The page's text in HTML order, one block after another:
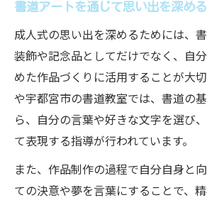
地域で始める書道アート初
大人向けおすすめ書道アー
書道アートを通じて思い出を深め
成人式の思い出を深めるためには、
装飾や記念品としてだけでなく、自
めた作品づくりに活用することが大
や宇都宮市の書道教室では、書道の
ら、自分の言葉や好きな文字を選び
て表現する指導が行われています。
また、作品制作の過程で自分自身と
ての決意や夢を言葉にすることで、